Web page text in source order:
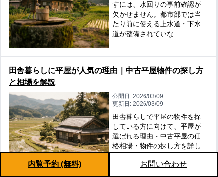
すには、水回りの事前確認が
欠かせません。都市部では当
たり前に使える上水道・下水
道が整備されていな...
田舎暮らしに平屋が人気の理由｜中古平屋物件の探し方
と相場を解説
公開日: 2026/03/09
更新日: 2026/03/09
田舎暮らしで平屋の物件を探
している方に向けて、平屋が
選ばれる理由・中古平屋の価
格相場・物件の探し方を詳し
内覧予約 (無料) お問い合わせ